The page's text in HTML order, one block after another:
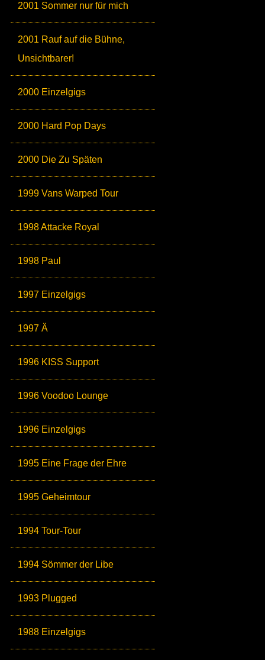
2001 Sommer nur für mich
2001 Rauf auf die Bühne,
Unsichtbarer!
2000 Einzelgigs
2000 Hard Pop Days
2000 Die Zu Späten
1999 Vans Warped Tour
1998 Attacke Royal
1998 Paul
1997 Einzelgigs
1997 Ä
1996 KISS Support
1996 Voodoo Lounge
1996 Einzelgigs
1995 Eine Frage der Ehre
1995 Geheimtour
1994 Tour-Tour
1994 Sömmer der Libe
1993 Plugged
1988 Einzelgigs